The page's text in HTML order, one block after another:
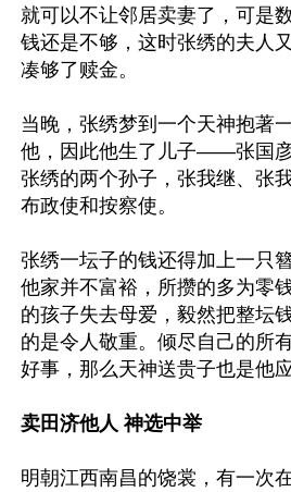
就可以不让邻居卖妻了，可是
钱还是不够，这时张绣的夫人
凑够了赎金。
当晚，张绣梦到一个天神抱著
他，因此他生了儿子——张国彦
张绣的两个孙子，张我继、张
布政使和按察使。
张绣一坛子的钱还得加上一只
他家并不富裕，所攒的多为零
的孩子失去母爱，毅然把整坛
的是令人敬重。倾尽自己的所
好事，那么天神送贵子也是他
卖田济他人 神选中举
明朝江西南昌的饶裳，有一次